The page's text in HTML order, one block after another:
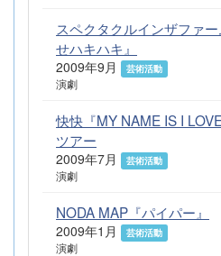
スペクタクルインザファ
せハキハキ』
2009年9月 芸術活動
演劇
快快『MY NAME IS I
ツアー
2009年7月 芸術活動
演劇
NODA MAP『パイパー』
2009年1月 芸術活動
演劇